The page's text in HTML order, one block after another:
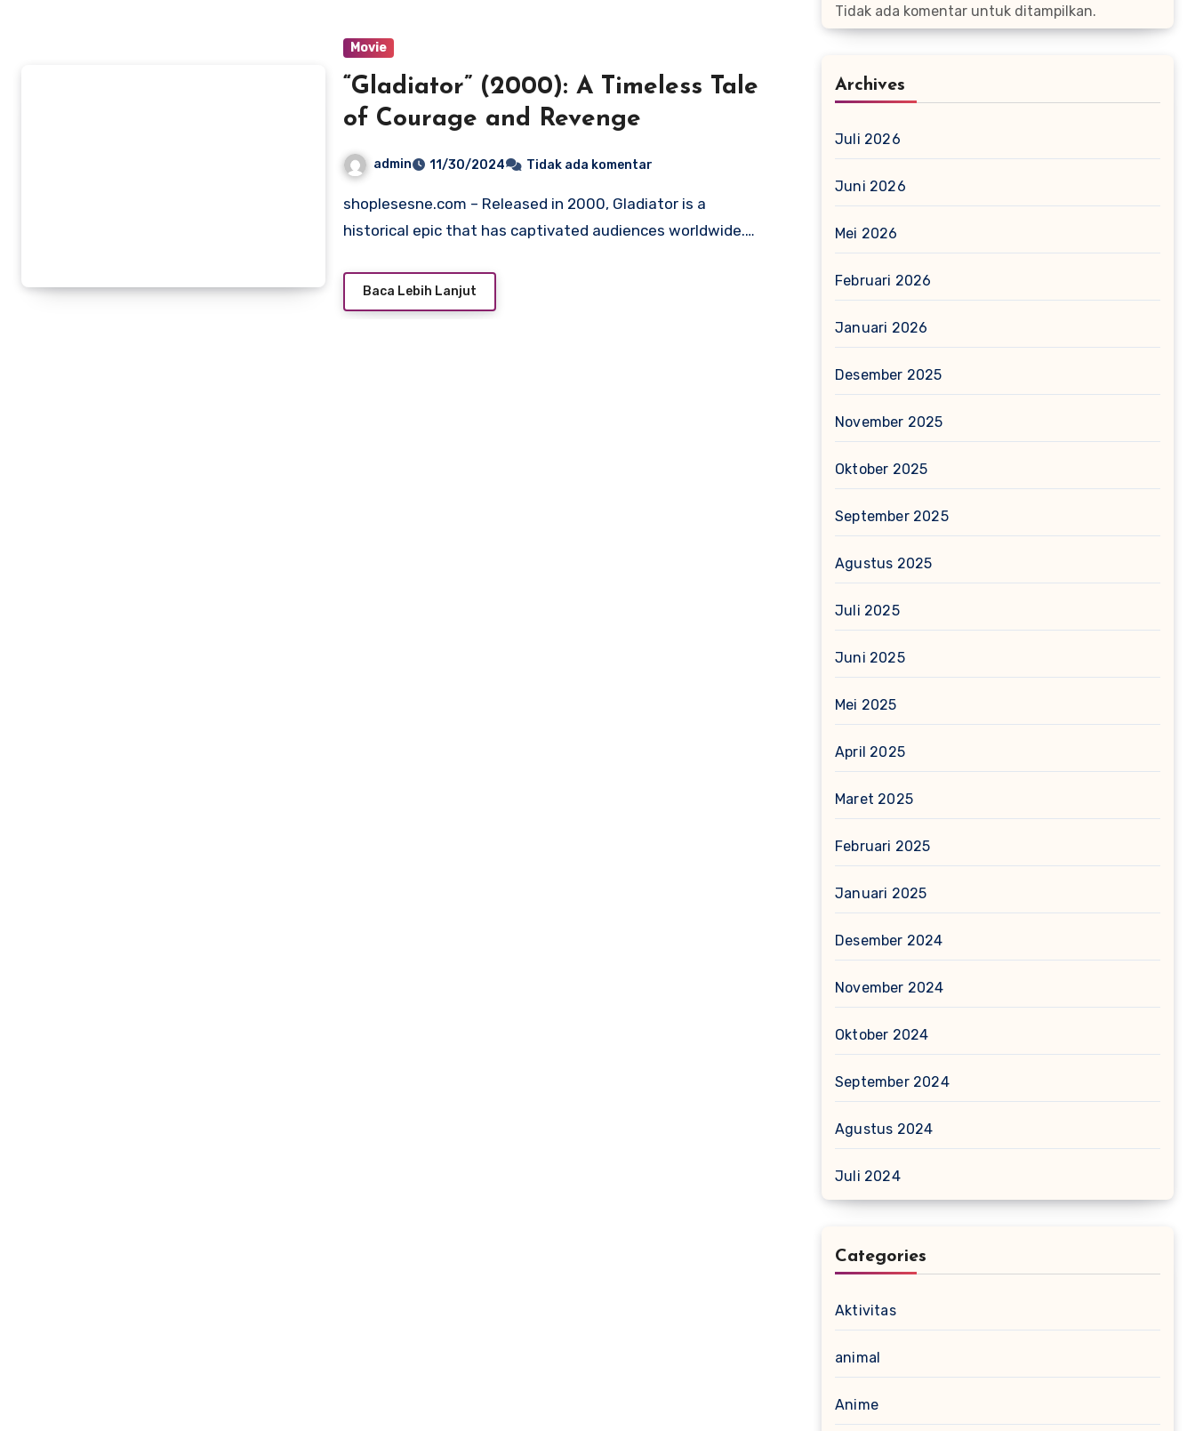
Movie
“Gladiator” (2000): A Timeless Tale
of Courage and Revenge
admin 11/30/2024 Tidak ada komentar
shoplesesne.com – Released in 2000, Gladiator is a
historical epic that has captivated audiences worldwide.…
Baca Lebih Lanjut
Tidak ada komentar untuk ditampilkan.
Archives
Juli 2026
Juni 2026
Mei 2026
Februari 2026
Januari 2026
Desember 2025
November 2025
Oktober 2025
September 2025
Agustus 2025
Juli 2025
Juni 2025
Mei 2025
April 2025
Maret 2025
Februari 2025
Januari 2025
Desember 2024
November 2024
Oktober 2024
September 2024
Agustus 2024
Juli 2024
Categories
Aktivitas
animal
Anime